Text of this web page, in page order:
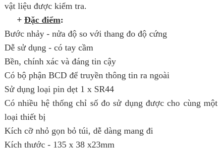
vật liệu được kiểm tra.
+ Đặc điểm:
Bước nhảy - nửa độ so với thang đo độ cứng
Dễ sử dụng - có tay cầm
Bền, chính xác và đáng tin cậy
Có bộ phận BCD để truyền thông tin ra ngoài
Sử dụng loại pin dẹt 1 x SR44
Có nhiều hệ thống chỉ số đo sử dụng được cho cùng một
loại thiết bị
Kích cỡ nhỏ gọn bỏ túi, dễ dàng mang đi
Kích thước - 135 x 38 x23mm